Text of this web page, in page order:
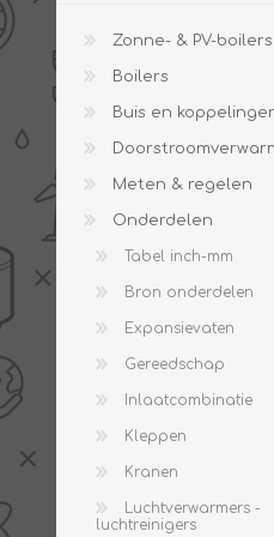
zonneboiler
Checklijst -
Checklijst - grote
zonneboiler
Wetenswaardigheden
Zonneboiler offerte
Zonne- & PV-boilers
Boilers
Buis en
Meten & regelen
Onderdelen
Tabel inch-mm
Bron onderdelen
Expansievaten
Gereedschap
Inlaatcombinatie
Kleppen
Kranen
Luchtverwarmers -
luchtreinigers